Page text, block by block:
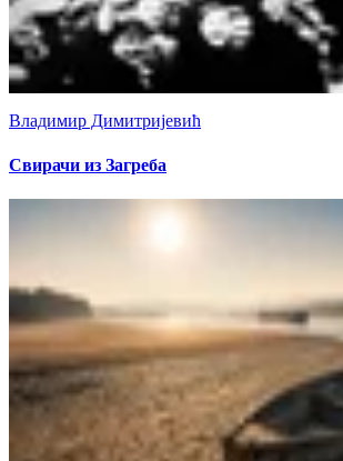
Владимир Димитријевић
Свирачи из Загреба